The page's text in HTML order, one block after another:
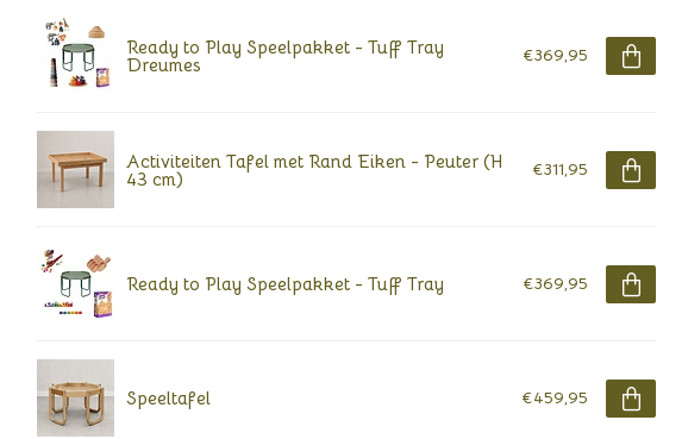
Ready to Play Speelpakket - Tuff Tray
Dreumes €369,95
Activiteiten Tafel met Rand Eiken - Peuter (H
43 cm) €311,95
Ready to Play Speelpakket - Tuff Tray €369,95
Speeltafel €459,95